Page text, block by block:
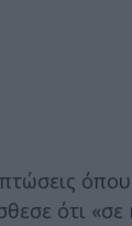
ότι «σε